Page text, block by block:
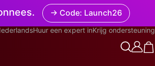
→ Code: Launch26
Huur een expert inKrijg ondersteuning